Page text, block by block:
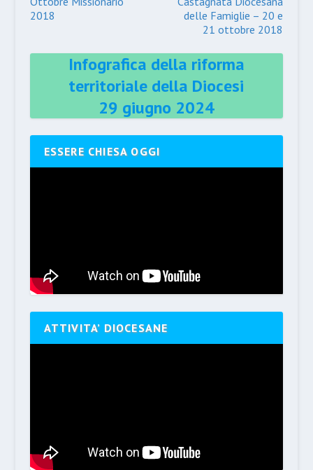
2018
delle Famiglie – 20 e
21 ottobre 2018
Infografica della riforma
territoriale della Diocesi
29 giugno 2024
ESSERE CHIESA OGGI
ATTIVITA’ DIOCESANE